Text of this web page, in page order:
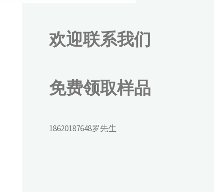
欢迎联系我们
免费领取样品
18620187648罗先生